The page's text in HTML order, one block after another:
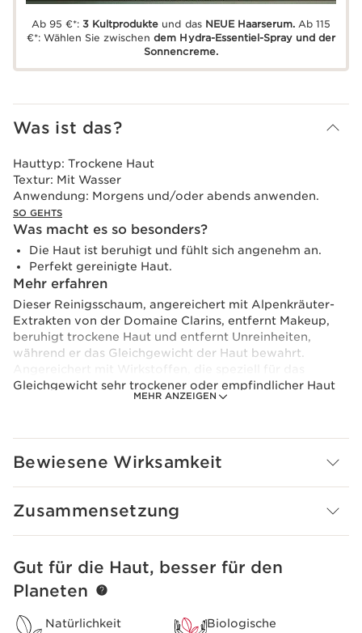
Ab 95 €*:3 Kultprodukte und das NEUE Haarserum.Ab 115
€*: Wählen Sie zwischendem Hydra-Essentiel-Spray und der
Sonnencreme.
Was ist das?
MEHR ANZEIGEN
Hauttyp: Trockene Haut
Textur: Mit Wasser
Anwendung: Morgens und/oder abends anwenden.
SO GEHTS
Was macht es so besonders?
Die Haut ist beruhigt und fühlt sich angenehm an.
Perfekt gereinigte Haut.
Mehr erfahren
Dieser Reinigsschaum, angereichert mit Alpenkräuter-
Extrakten von der Domaine Clarins, entfernt Makeup,
beruhigt trockene Haut und entfernt Unreinheiten,
während er das Gleichgewicht der Haut bewahrt.
Angereichert mit Wirkstoffen, die speziell für das
Gleichgewicht sehr trockener oder empfindlicher Haut
ausgewählt wurden: Biologische Sheabutter spendet
Complex] mit biologischen Extrakten aus Gelbem
machen.
Die beruhigende, cremige Textur verwandelt sich in
einen schönen, zarten und feinen Schaum.
Um seinen ökologischen Fußabdruck zu minimieren,
Bewiesene Wirksamkeit
Zusammensetzung
WEITER ZUM INHALT
Gut für die Haut, besser für den
Planeten
Natürlichkeit
Biologische